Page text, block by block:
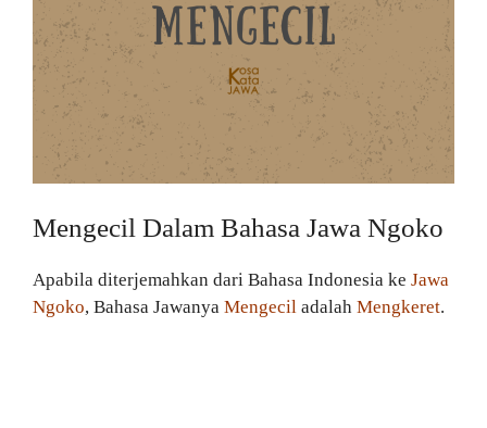
Mengecil Dalam Bahasa Jawa Ngoko
Apabila diterjemahkan dari Bahasa Indonesia ke Jawa
Ngoko, Bahasa Jawanya Mengecil adalah Mengkeret.